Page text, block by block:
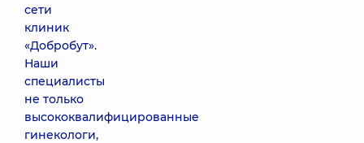
сети
клиник
«Добробут».
Наши
специалисты
не только
высококвалифицированные
гинекологи,